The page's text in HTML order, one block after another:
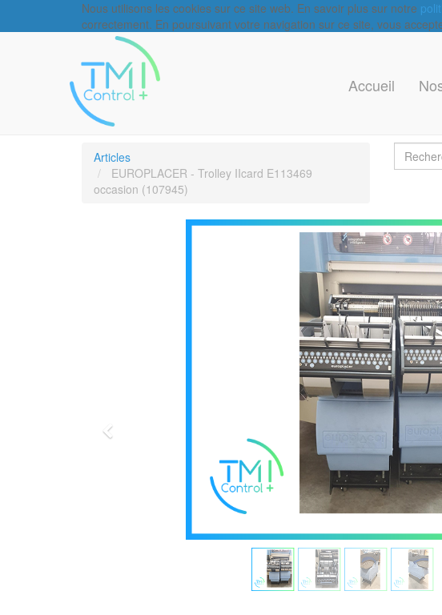
Nous utilisons les cookies sur ce site web. En savoir plus sur notre
correctement. En poursuivant votre navigation sur ce site, vous
Accueil
Articles
EUROPLACER - Trolley IIcard E113469
occasion (107945)